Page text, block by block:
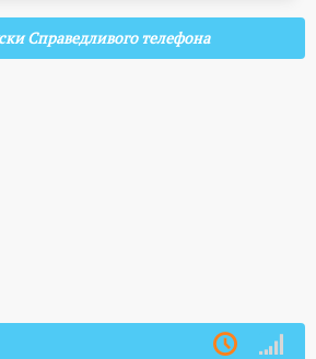
Справедливого телефона